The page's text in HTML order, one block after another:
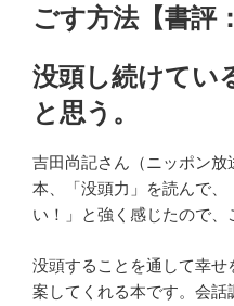
ごす方法【書評
没頭し続けてい
と思う。
吉田尚記さん（ニッポン放
本、「没頭力」を読んで、
い！」と強く感じたので、
没頭することを通して幸
案してくれる本です。会